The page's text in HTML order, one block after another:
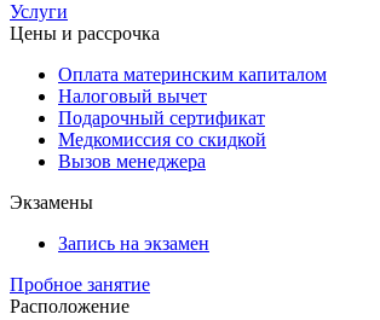
Услуги
Цены и рассрочка
Оплата материнским капиталом
Налоговый вычет
Подарочный сертификат
Медкомиссия со скидкой
Вызов менеджера
Экзамены
Запись на экзамен
Пробное занятие
Расположение